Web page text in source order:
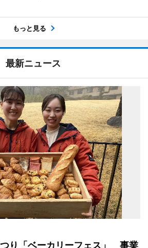
もっと見る
最新ニュース
り「ベーカリーフェス」 事業